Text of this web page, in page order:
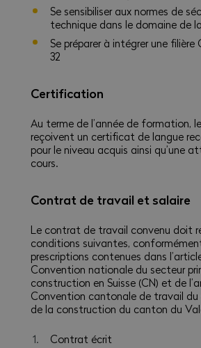
Se sensibiliser aux normes de
technique dans le domaine de
Se préparer à intégrer une filière
32
Certification
Au terme de l’année de formation,
reçoivent un certificat de langue
pour le niveau acquis ainsi qu’une
cours.
Contrat de travail et salaire
Le contrat de travail convenu doit
conditions suivantes,
prescriptions contenues dans
Convention nationale du secteur
construction en Suisse (CN) et de
Convention cantonale de travail du
de la construction du canton du
Contrat écrit